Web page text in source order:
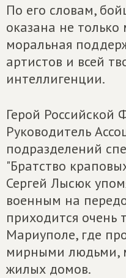
По его словам,
оказана не
моральная
артистов и всей
интеллигенции.
Герой Российской
Руководитель
подразделений
"Братство
Сергей Лысюк
военным на
приходится очень
Мариуполе, где
мирными людьми,
жилых домов.